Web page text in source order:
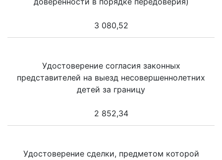
3 080,52
Удостоверение согласия законных
представителей на выезд несовершеннолетних
детей за границу
2 852,34
Удостоверение сделки, предметом которой